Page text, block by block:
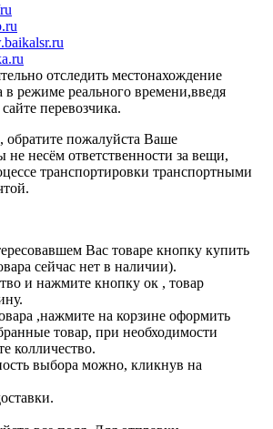
отследить местонахождение
в режиме реального времени,введя
перевозчика.
пожалуйста Ваше
несём ответственности за вещи,
транспортировки транспортными
Вас товаре кнопку купить
сейчас нет в наличии).
и нажмите кнопку ок , товар
,нажмите на корзине оформить
товар, при необходимости
колличество.
выбора можно, кликнув на